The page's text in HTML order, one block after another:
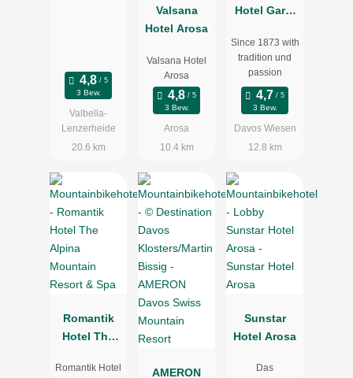
3 Bew.
Valbella-
Lenzerheide
20.6 km
Valsana
Hotel Arosa
Valsana Hotel
Arosa
3 Bew.
Arosa
10.4 km
Hotel Garni
Davos
Wiesen
Since 1873 with
tradition und
passion
3 Bew.
Davos Wiesen
12.8 km
Romantik
Hotel The
Mountain
Romantik Hotel
AMERON
Sunstar
Hotel Arosa
Das